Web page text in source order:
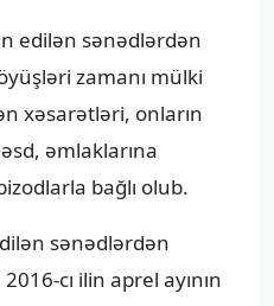
edilən sənədlərdən
zamanı mülki
xəsarətləri, onların
əmlaklarına
bağlı olub.
sənədlərdən
cı ilin aprel ayının